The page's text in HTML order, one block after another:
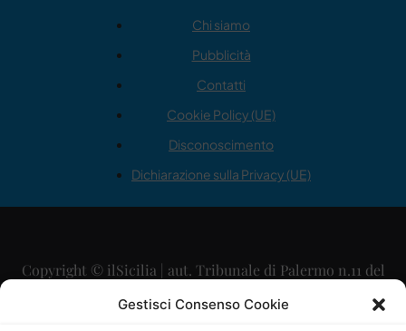
Gestisci Consenso Cookie
Chi siamo
Pubblicità
Contatti
Cookie Policy (UE)
Disconoscimento
Dichiarazione sulla Privacy (UE)
Copyright © ilSicilia | aut. Tribunale di Palermo n.11 del
29/09/2015